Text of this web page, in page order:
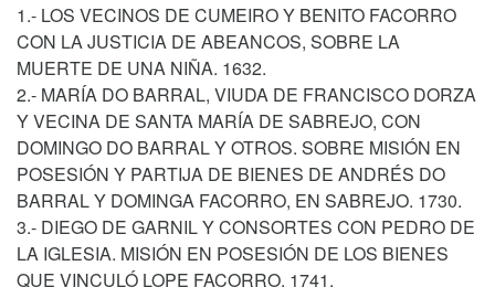
1.- LOS VECINOS DE CUMEIRO Y BENITO FACORRO
CON LA JUSTICIA DE ABEANCOS, SOBRE LA
MUERTE DE UNA NIÑA. 1632.
2.- MARÍA DO BARRAL, VIUDA DE FRANCISCO DORZA
Y VECINA DE SANTA MARÍA DE SABREJO, CON
DOMINGO DO BARRAL Y OTROS. SOBRE MISIÓN EN
POSESIÓN Y PARTIJA DE BIENES DE ANDRÉS DO
BARRAL Y DOMINGA FACORRO, EN SABREJO. 1730.
3.- DIEGO DE GARNIL Y CONSORTES CON PEDRO DE
LA IGLESIA. MISIÓN EN POSESIÓN DE LOS BIENES
QUE VINCULÓ LOPE FACORRO. 1741.